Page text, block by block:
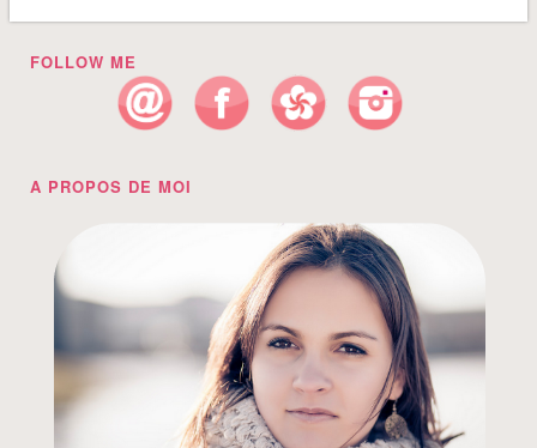
FOLLOW ME
A PROPOS DE MOI